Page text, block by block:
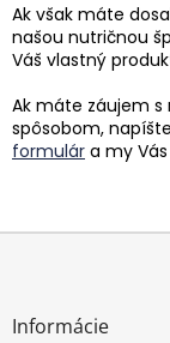
Ak však máte
našou nutričnou
Váš vlastný
Ak máte záujem
spôsobom,
formulár a my
Z
Informácie